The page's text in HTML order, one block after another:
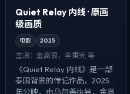
Quiet Relay 内线 · 原画
级画质
电影 2025
主演： 金高银、李秉宪 等
《Quiet Relay 内线》是一部
泰国背景的传记作品，2025
年公映，由乌尔善执导，金高